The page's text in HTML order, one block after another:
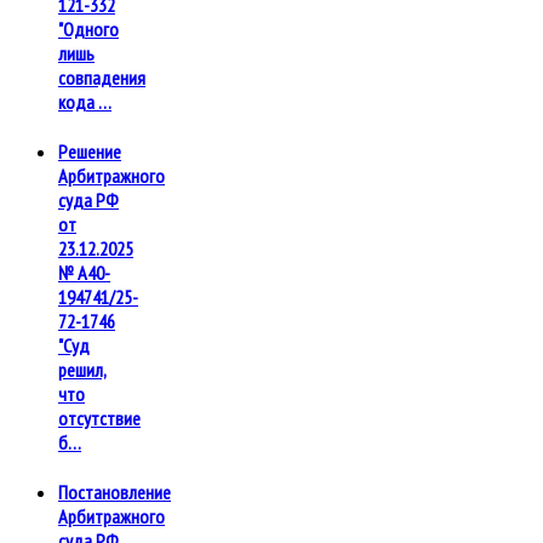
"Одного
лишь
совпадения
кода …
Решение
Арбитражного
суда РФ
от
23.12.2025
№ А40-
194741/25-
72-1746
"Суд
решил,
что
отсутствие
б…
Постановление
Арбитражного